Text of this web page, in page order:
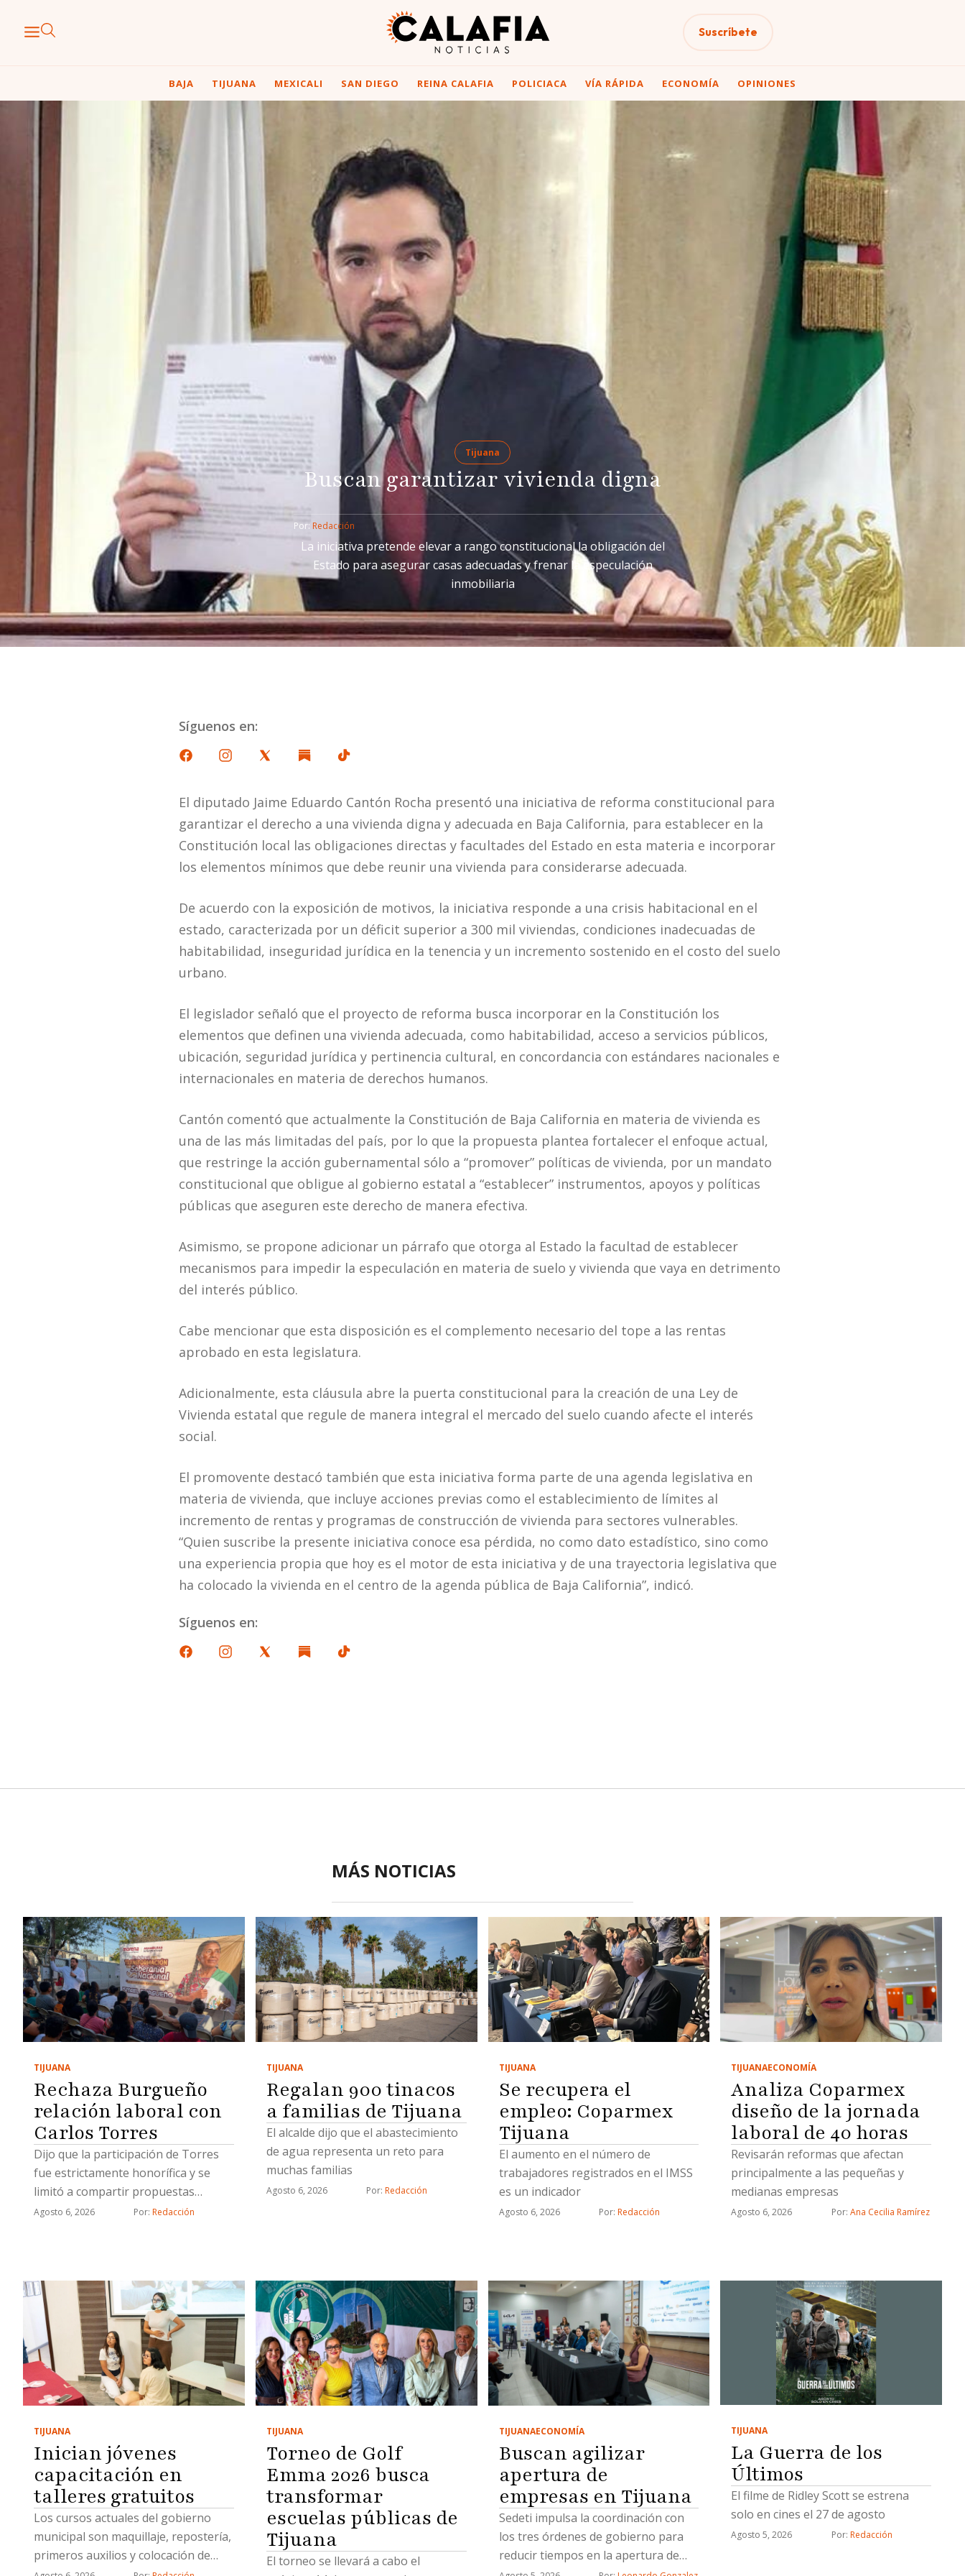
Suscríbete
BAJA TIJUANA MEXICALI SAN DIEGO REINA CALAFIA POLICIACA VÍA RÁPIDA ECONOMÍA OPINIONES
Tijuana
Buscan garantizar vivienda digna
Por: Redacción
La iniciativa pretende elevar a rango constitucional la obligación del
Estado para asegurar casas adecuadas y frenar la especulación
inmobiliaria
Síguenos en:
El diputado Jaime Eduardo Cantón Rocha presentó una iniciativa de reforma constitucional para
garantizar el derecho a una vivienda digna y adecuada en Baja California, para establecer en la
Constitución local las obligaciones directas y facultades del Estado en esta materia e incorporar
los elementos mínimos que debe reunir una vivienda para considerarse adecuada.
De acuerdo con la exposición de motivos, la iniciativa responde a una crisis habitacional en el
estado, caracterizada por un déficit superior a 300 mil viviendas, condiciones inadecuadas de
habitabilidad, inseguridad jurídica en la tenencia y un incremento sostenido en el costo del suelo
urbano.
El legislador señaló que el proyecto de reforma busca incorporar en la Constitución los
elementos que definen una vivienda adecuada, como habitabilidad, acceso a servicios públicos,
ubicación, seguridad jurídica y pertinencia cultural, en concordancia con estándares nacionales e
internacionales en materia de derechos humanos.
Cantón comentó que actualmente la Constitución de Baja California en materia de vivienda es
una de las más limitadas del país, por lo que la propuesta plantea fortalecer el enfoque actual,
que restringe la acción gubernamental sólo a “promover” políticas de vivienda, por un mandato
constitucional que obligue al gobierno estatal a “establecer” instrumentos, apoyos y políticas
públicas que aseguren este derecho de manera efectiva.
Asimismo, se propone adicionar un párrafo que otorga al Estado la facultad de establecer
mecanismos para impedir la especulación en materia de suelo y vivienda que vaya en detrimento
del interés público.
Cabe mencionar que esta disposición es el complemento necesario del tope a las rentas
aprobado en esta legislatura.
Adicionalmente, esta cláusula abre la puerta constitucional para la creación de una Ley de
Vivienda estatal que regule de manera integral el mercado del suelo cuando afecte el interés
social.
El promovente destacó también que esta iniciativa forma parte de una agenda legislativa en
materia de vivienda, que incluye acciones previas como el establecimiento de límites al
incremento de rentas y programas de construcción de vivienda para sectores vulnerables.
“Quien suscribe la presente iniciativa conoce esa pérdida, no como dato estadístico, sino como
una experiencia propia que hoy es el motor de esta iniciativa y de una trayectoria legislativa que
ha colocado la vivienda en el centro de la agenda pública de Baja California”, indicó.
Síguenos en:
MÁS NOTICIAS
TIJUANA
Rechaza Burgueño
relación laboral con
Carlos Torres
Dijo que la participación de Torres
fue estrictamente honorífica y se
limitó a compartir propuestas
relacionadas con proyectos
Agosto 6, 2026 Por: Redacción
TIJUANA
Regalan 900 tinacos
a familias de Tijuana
El alcalde dijo que el abastecimiento
de agua representa un reto para
muchas familias
Agosto 6, 2026 Por: Redacción
TIJUANA
Se recupera el
empleo: Coparmex
Tijuana
El aumento en el número de
trabajadores registrados en el IMSS
es un indicador
Agosto 6, 2026 Por: Redacción
TIJUANAECONOMÍA
Analiza Coparmex
diseño de la jornada
laboral de 40 horas
Revisarán reformas que afectan
principalmente a las pequeñas y
medianas empresas
Agosto 6, 2026 Por: Ana Cecilia Ramírez
TIJUANA
Inician jóvenes
capacitación en
talleres gratuitos
Los cursos actuales del gobierno
municipal son maquillaje, repostería,
primeros auxilios y colocación de
TIJUANA
Torneo de Golf
Emma 2026 busca
transformar
escuelas públicas de
Tijuana
El torneo se llevará a cabo el
TIJUANAECONOMÍA
Buscan agilizar
apertura de
empresas en Tijuana
Sedeti impulsa la coordinación con
los tres órdenes de gobierno para
reducir tiempos en la apertura de
TIJUANA
La Guerra de los
Últimos
El filme de Ridley Scott se estrena
solo en cines el 27 de agosto
Agosto 5, 2026 Por: Redacción